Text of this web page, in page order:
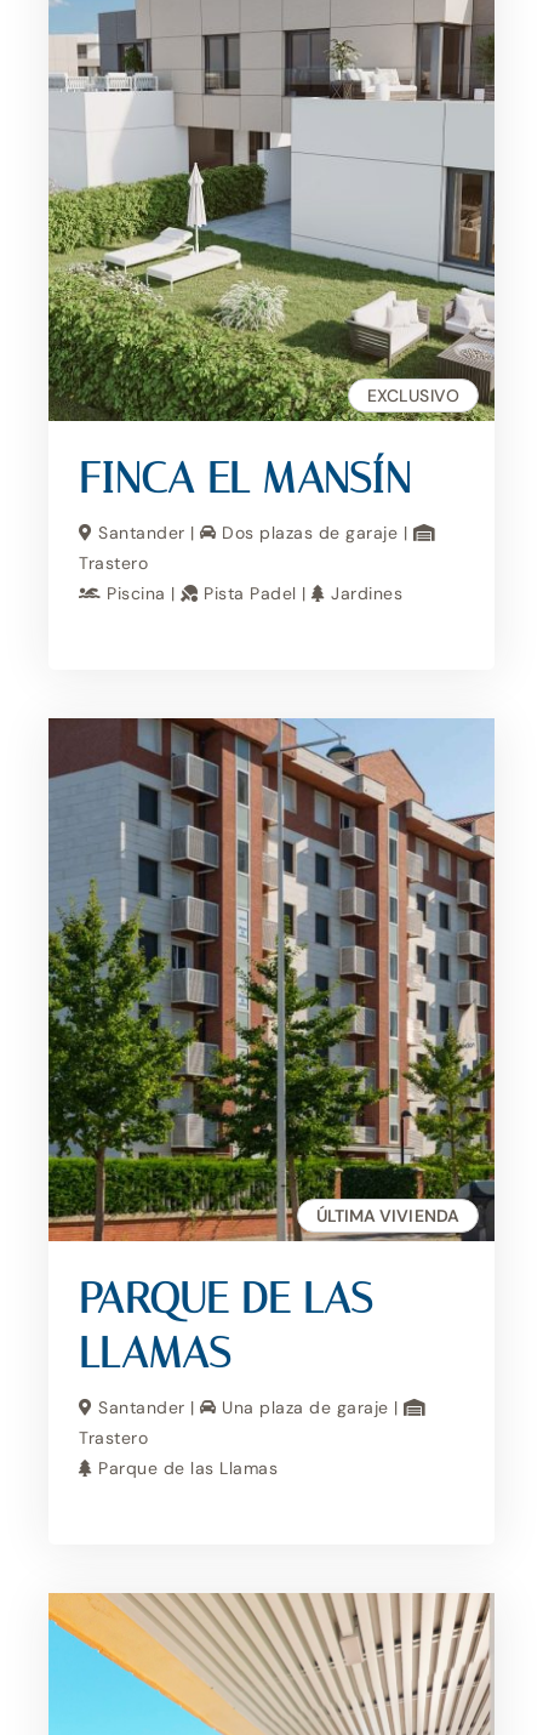
EXCLUSIVO
FINCA EL MANSÍN
Santander |
Dos plazas de garaje |
Trastero
Piscina |
Pista Padel | Jardines
ÚLTIMA VIVIENDA
PARQUE DE LAS
LLAMAS
Santander |
Una plaza de garaje |
Trastero
Parque de las Llamas